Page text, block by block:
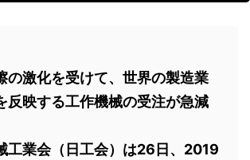
の激化を受けて、世界の製造業
反映する工作機械の受注が急減
工業会（日工会）は26日、2019